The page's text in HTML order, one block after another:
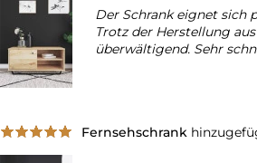
Der Schrank eignet sich
Trotz der Herstellung
überwältigend. Sehr
Fernsehschrank